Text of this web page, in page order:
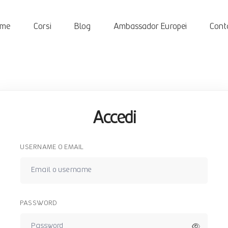
Corsi Blog Ambassador Europei
Accedi
USERNAME O EMAIL
PASSWORD